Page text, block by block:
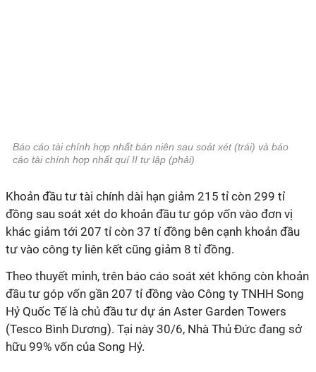
Báo cáo tài chính hợp nhất bán niên sau soát xét (trái) và báo
cáo tài chính hợp nhất quí II tự lập (phải)
Khoản đầu tư tài chính dài hạn giảm 215 tỉ còn 299 tỉ
đồng sau soát xét do khoản đầu tư góp vốn vào đơn vị
khác giảm tới 207 tỉ còn 37 tỉ đồng bên cạnh khoản đầu
tư vào công ty liên kết cũng giảm 8 tỉ đồng.
Theo thuyết minh, trên báo cáo soát xét không còn khoản
đầu tư góp vốn gần 207 tỉ đồng vào Công ty TNHH Song
Hỷ Quốc Tế là chủ đầu tư dự án Aster Garden Towers
(Tesco Bình Dương). Tại này 30/6, Nhà Thủ Đức đang sở
hữu 99% vốn của Song Hỷ.